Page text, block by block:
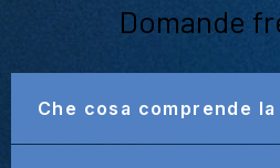
Domande
Che cosa comprende